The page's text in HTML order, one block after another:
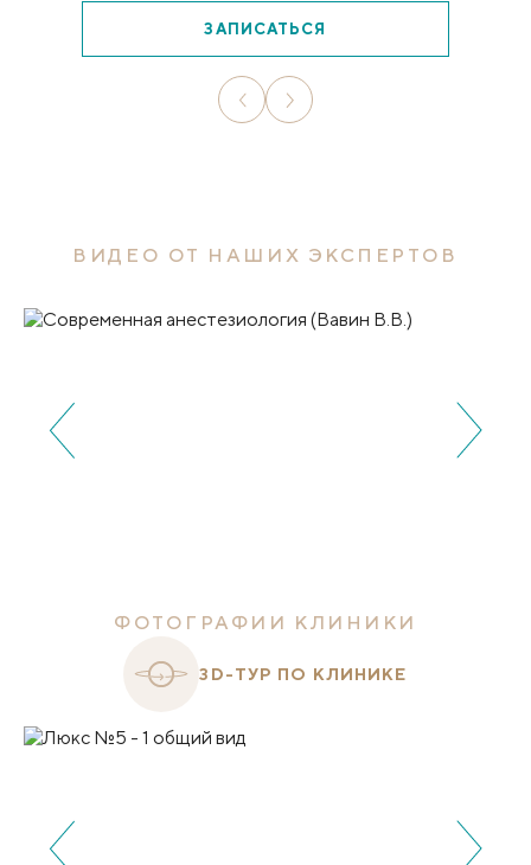
ЗАПИСАТЬСЯ
ВИДЕО ОТ НАШИХ ЭКСПЕРТОВ
ФОТОГРАФИИ КЛИНИКИ
3D-ТУР ПО КЛИНИКЕ